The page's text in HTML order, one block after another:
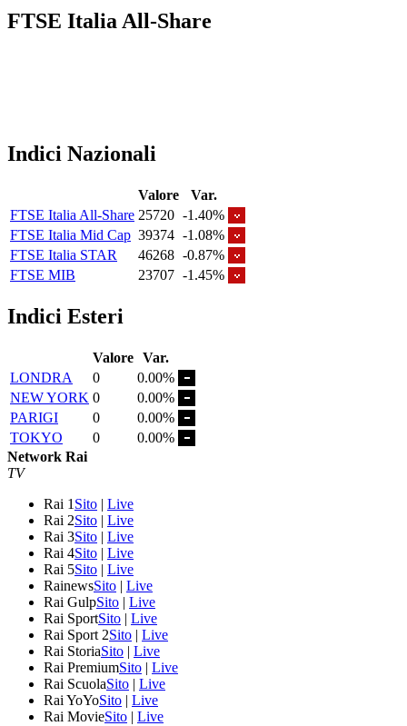
FTSE Italia All-Share
Indici Nazionali
Valore
Var.
FTSE Italia All-Share 25720 -1.40%
FTSE Italia Mid Cap 39374 -1.08%
FTSE Italia STAR
46268 -0.87%
FTSE MIB
23707 -1.45%
Indici Esteri
Valore Var.
LONDRA
0
0.00%
NEW YORK 0
0.00%
PARIGI
0
0.00%
TOKYO
0
0.00%
Network Rai
TV
Rai 1 Sito | Live
Rai 2Sito | Live
Rai 3Sito | Live
Rai 4Sito | Live
Rai 5Sito | Live
RainewsSito | Live
Rai GulpSito | Live
Rai SportSito | Live
Rai Sport 2Sito | Live
Rai StoriaSito | Live
Rai PremiumSito | Live
Rai ScuolaSito | Live
Rai YoYoSito | Live
Rai MovieSito | Live